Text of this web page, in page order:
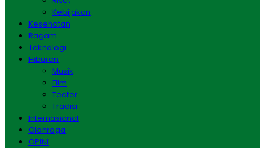
Kebijakan
Kesehatan
Ragam
Teknologi
Hiburan
Musik
Film
Teater
Tradisi
Internasional
Olahraga
OPINI